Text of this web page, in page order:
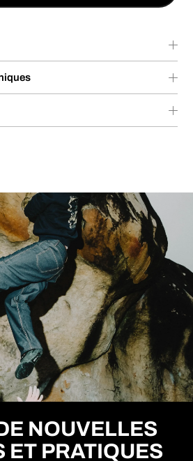
NOUVELLES
ET PRATIQUES